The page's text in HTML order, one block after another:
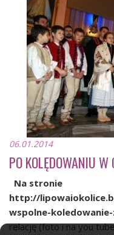
06.01.2014
PO KOLĘDOWANIU
Na stronie
http://
wspolne-
relację (foto i na you